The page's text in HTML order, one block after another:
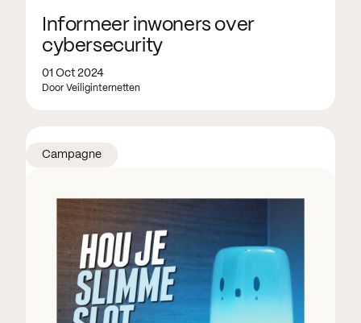
Informeer inwoners over
cybersecurity
01 Oct 2024
Door Veiliginternetten
Campagne